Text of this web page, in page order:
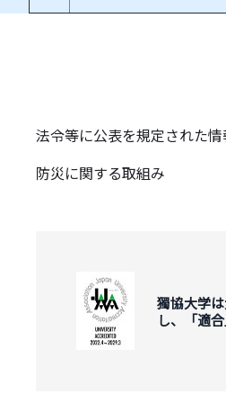
法令等に公表を規定された情
防災に関する取組み
獨協大学
し、「適